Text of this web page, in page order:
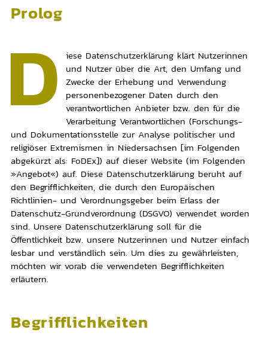
Prolog
D
iese Datenschutzerklärung klärt Nutzerinnen
und Nutzer über die Art, den Umfang und
Zwecke der Erhebung und Verwendung
personenbezogener Daten durch den
verantwortlichen Anbieter bzw. den für die
Verarbeitung Verantwortlichen (Forschungs-
und Dokumentationsstelle zur Analyse politischer und
religiöser Extremismen in Niedersachsen [im Folgenden
abgekürzt als: FoDEx]) auf dieser Website (im Folgenden
»Angebot«) auf. Diese Datenschutzerklärung beruht auf
den Begrifflichkeiten, die durch den Europäischen
Richtlinien- und Verordnungsgeber beim Erlass der
Datenschutz-Grundverordnung (DSGVO) verwendet worden
sind. Unsere Datenschutzerklärung soll für die
Öffentlichkeit bzw. unsere Nutzerinnen und Nutzer einfach
lesbar und verständlich sein. Um dies zu gewährleisten,
möchten wir vorab die verwendeten Begrifflichkeiten
erläutern.
Begrifflichkeiten